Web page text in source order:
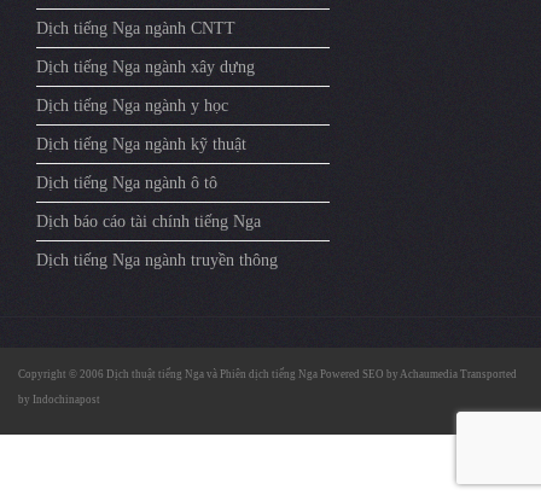
Dịch tiếng Nga ngành CNTT
Dịch tiếng Nga ngành xây dựng
Dịch tiếng Nga ngành y học
Dịch tiếng Nga ngành kỹ thuật
Dịch tiếng Nga ngành ô tô
Dịch báo cáo tài chính tiếng Nga
Dịch tiếng Nga ngành truyền thông
Copyright © 2006 Dịch thuật tiếng Nga và Phiên dịch tiếng Nga Powered SEO by Achaumedia Transported
by Indochinapost